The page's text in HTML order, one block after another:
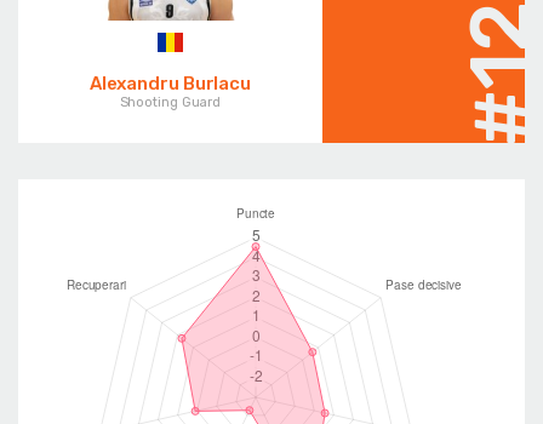
Alexandru Burlacu
Shooting Guard